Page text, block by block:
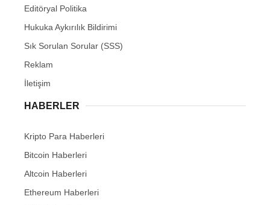
Editöryal Politika
Hukuka Aykırılık Bildirimi
Sık Sorulan Sorular (SSS)
Reklam
İletişim
HABERLER
Kripto Para Haberleri
Bitcoin Haberleri
Altcoin Haberleri
Ethereum Haberleri